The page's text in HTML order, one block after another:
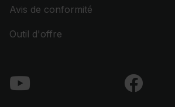
Avis de conformité
Outil d'offre